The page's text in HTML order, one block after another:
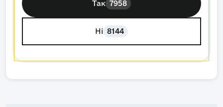
Так 7958
Ні 8144